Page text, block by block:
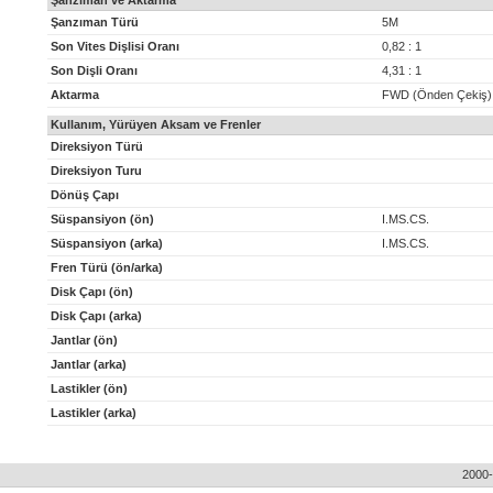
Şanzıman Türü
5M
Son Vites Dişlisi Oranı
0,82 : 1
Son Dişli Oranı
4,31 : 1
Aktarma
FWD (Önden Çekiş)
Kullanım, Yürüyen Aksam ve Frenler
Direksiyon Türü
Direksiyon Turu
Dönüş Çapı
Süspansiyon (ön)
I.MS.CS.
Süspansiyon (arka)
I.MS.CS.
Fren Türü (ön/arka)
Disk Çapı (ön)
Disk Çapı (arka)
Jantlar (ön)
Jantlar (arka)
Lastikler (ön)
Lastikler (arka)